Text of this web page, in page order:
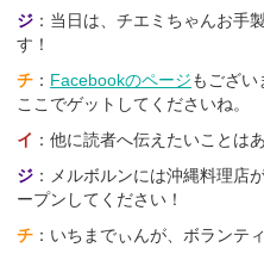
ジ ：当日は、チエミちゃんお手
す！
チ ： Facebookのページもござい
ここでゲットしてくださいね。
イ ：他に読者へ伝えたいことは
ジ ：メルボルンには沖縄料理店
ープンしてください！
チ ：いちまでぃんが、ボランテ